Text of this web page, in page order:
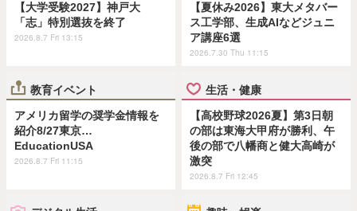
【大学受験2027】神戸大
「志」特別選抜を終了
2026.8.7 Fri 13:15
【夏休み2026】東大メタバー
ス工学部、生成AIなどジュニ
ア講座6選
2026.7.30 Thu 11:15
教育イベント
アメリカ留学の奨学金情報を
紹介8/27東京…
EducationUSA
2026.8.7 Fri 11:15
生活・健康
【高校野球2026夏】第3日朝
の部は東海大甲府が勝利、午
後の部で八幡商と健大高崎が
激突
2026.8.7 Fri 12:45